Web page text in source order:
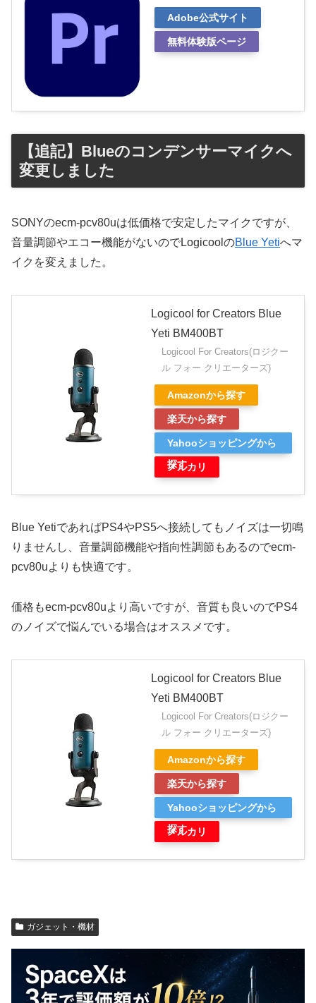
Adobe公式サイト
無料体験版ページ
【追記】Blueのコンデンサーマイクへ
変更しました
SONYのecm-pcv80uは低価格で安定したマイクですが、
音量調節やエコー機能がないのでLogicoolのBlue Yetiへマ
イクを変えました。
Logicool for Creators Blue
Yeti BM400BT
Logicool For Creators(ロジクー
ル フォー クリエーターズ)
Amazonから探す
楽天から探す
Yahooショッピングから
探す
メルカリ
Blue YetiであればPS4やPS5へ接続してもノイズは一切鳴
りませんし、音量調節機能や指向性調節もあるのでecm-
pcv80uよりも快適です。
価格もecm-pcv80uより高いですが、音質も良いのでPS4
のノイズで悩んでいる場合はオススメです。
Logicool for Creators Blue
Yeti BM400BT
Logicool For Creators(ロジクー
ル フォー クリエーターズ)
Amazonから探す
楽天から探す
Yahooショッピングから
探す
メルカリ
ガジェット・機材